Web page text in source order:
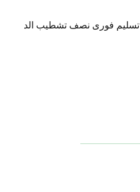
شقة تسليم فورى نصف تشطيب الد